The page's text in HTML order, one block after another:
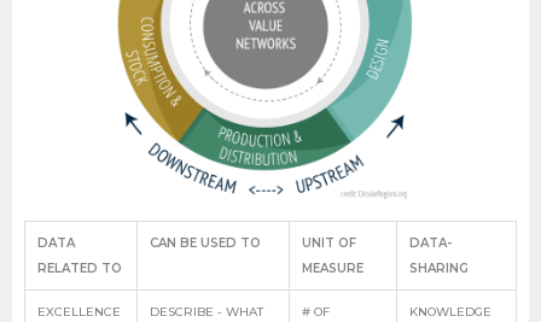
DATA
RELATED TO
CAN BE USED TO
UNIT OF
MEASURE
DATA-
SHARING
EXCELLENCE
DESCRIBE - WHAT
# OF
KNOWLEDGE